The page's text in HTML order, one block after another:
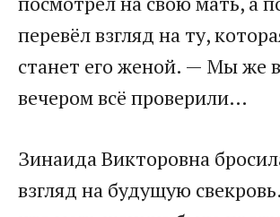
перевёл взгляд на ту,
станет его женой. — Мы же
вечером всё проверили…
Зинаида Викторовна
взгляд на будущую